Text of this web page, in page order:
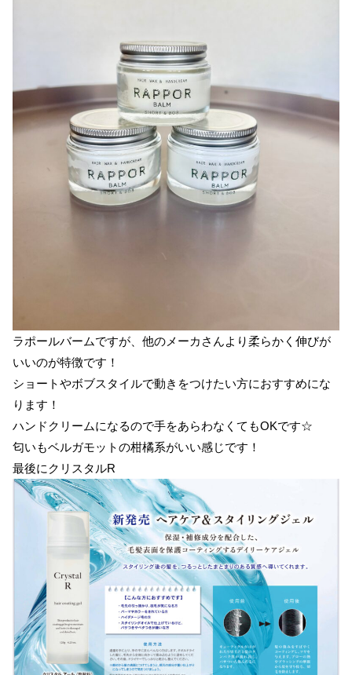
ラポールバームですが、他のメーカさんより柔らかく伸びが
いいのが特徴です！
ショートやボブスタイルで動きをつけたい方におすすめにな
ります！
ハンドクリームになるので手をあらわなくてもOKです☆
匂いもベルガモットの柑橘系がいい感じです！
最後にクリスタルR